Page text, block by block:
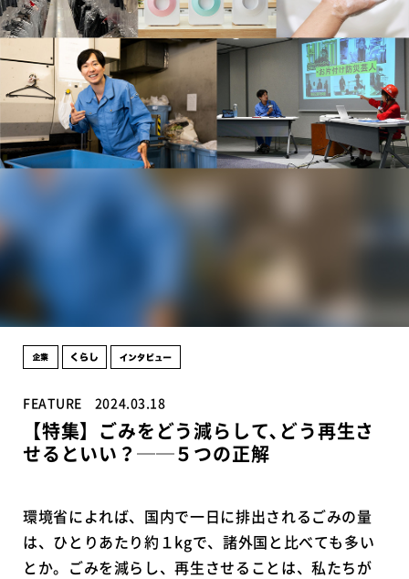
FEATURE 2024.03.18
【特集】ごみをどう減らして､どう再生さ
せるといい？──５つの正解
環境省によれば、国内で一日に排出されるごみの量
は、ひとりあたり約１kgで、諸外国と比べても多い
とか。ごみを減らし、再生させることは、私たちが